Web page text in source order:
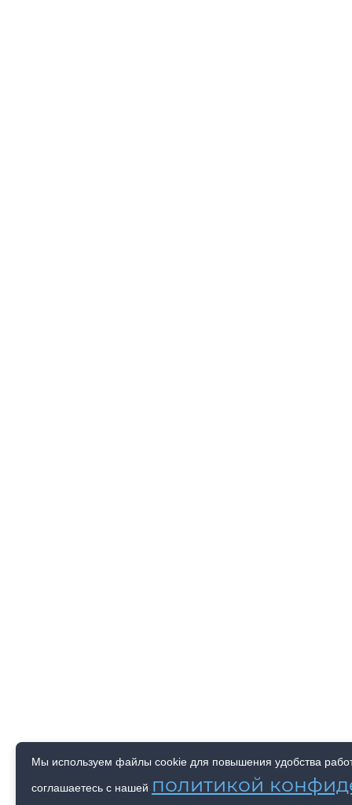
Мы используем файлы cookie для повышения удобства
соглашаетесь с нашей политикой